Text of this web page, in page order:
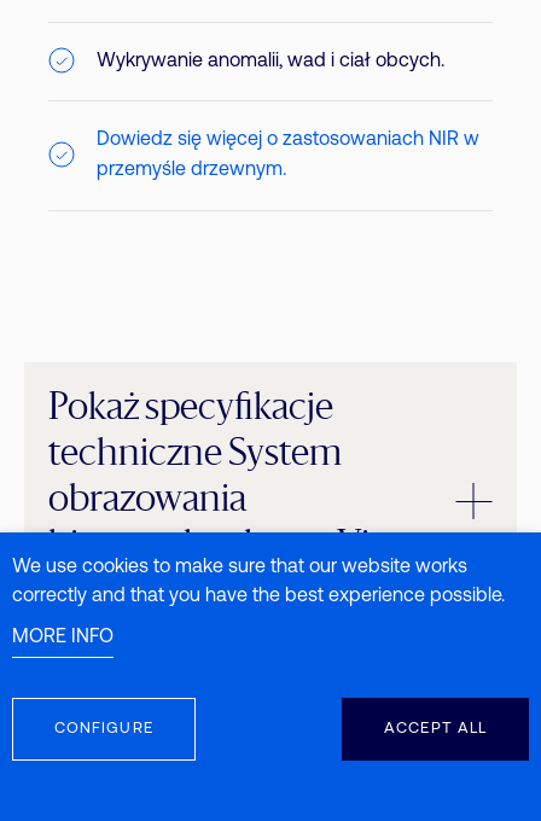
Wykrywanie anomalii, wad i ciał obcych.
Dowiedz się więcej o zastosowaniach NIR w
przemyśle drzewnym.
Pokaż specyfikacje
techniczne System
obrazowania
HSI™
We use cookies to make sure that our website works
correctly and that you have the best experience possible.
MORE INFO
CONFIGURE ACCEPT ALL